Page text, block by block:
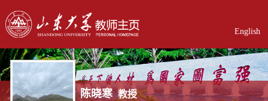
English
陈晓寒 教授